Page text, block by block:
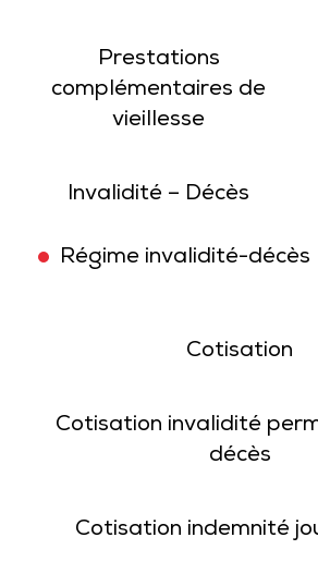
Prestations
complémentaires de
vieillesse
Invalidité – Décès
Régime invalidité-décès
Cotisation
Cotisation invalidité
décès
Cotisation indemnité